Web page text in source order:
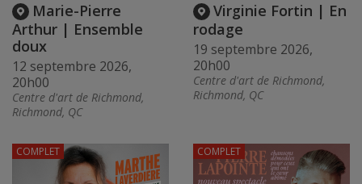
Marie-Pierre
Arthur | Ensemble
doux
12 septembre 2026,
20h00
Centre d'art de Richmond,
Richmond, QC
Virginie Fortin | En
rodage
19 septembre 2026,
20h00
Centre d'art de Richmond,
Richmond, QC
COMPLET COMPLET